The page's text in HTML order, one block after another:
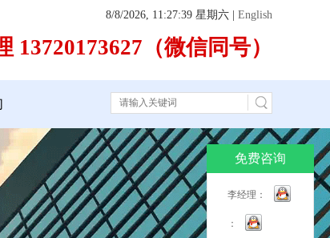
8/8/2026, 11:27:40 星期六 English
13720173627（微信同号）
免费咨询
李经理：
：